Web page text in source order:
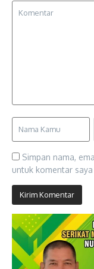
Simpan nama,
untuk komentar